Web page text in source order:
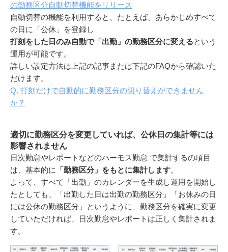
の勤務区分自動切替機能をリリース
自動切替の機能を利用すると、たとえば、あらかじめすべて
の日に「公休」を登録し
打刻をした日のみ自動で「出勤」の勤務区分に変えるという
運用が可能です。
詳しい設定方法は上記の記事または下記のFAQから確認いた
だけます。
Q. 打刻だけで自動的に勤務区分の切り替えができません
か？
適切に勤務区分を変更していれば、公休日の集計等には
影響されません
日次勤怠やレポートなどのハーモス勤怠 で集計するの項目
は、基本的に
「勤務区分」をもとに集計します。
よって、すべて「出勤」のカレンダーを生成し運用を開始し
たとしても、「出勤した日は出勤の勤務区分」「お休みの日
には公休の勤務区分」というように、勤務区分を確実に変更
していただければ、日次勤怠やレポートは正しく集計されま
す。